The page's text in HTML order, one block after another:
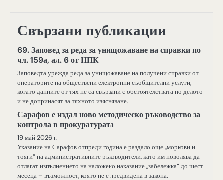
Свързани публикации
69. Заповед за реда за унищожаване на справки по
чл. 159а, ал. 6 от НПК
Заповедта урежда реда за унищожаване на получени справки от
операторите на обществени електронни съобщителни услуги,
когато данните от тях не са свързани с обстоятелствата по делото
и не допринасят за тяхното изясняване.
Сарафов е издал ново методическо ръководство за
контрола в прокуратурата
19 май 2026 г.
Указание на Сарафов отпреди година е раздало още „моркови и
тояги“ на административните ръководители, като им поволява да
отлагат изпълнението на наложено наказание „забележка“ до шест
месеца – възможност, която не е предвидена в закона.